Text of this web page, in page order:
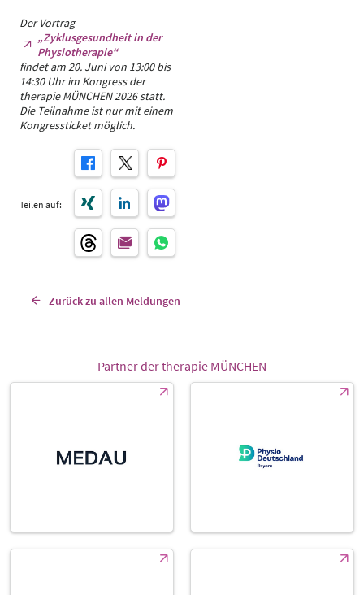
Der Vortrag
„Zyklusgesundheit in der
Physiotherapie“
findet am 20. Juni von 13:00 bis
14:30 Uhr im Kongress der
therapie MÜNCHEN 2026 statt.
Die Teilnahme ist nur mit einem
Kongressticket möglich.
Teilen auf:
Zurück zu allen Meldungen
Partner der therapie MÜNCHEN